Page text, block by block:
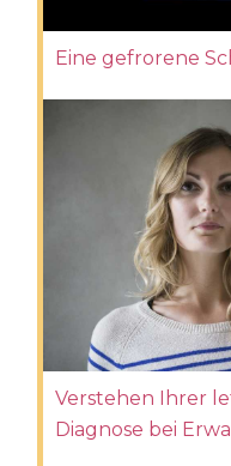
Eine gefrorene
Verstehen Ihrer
Diagnose bei